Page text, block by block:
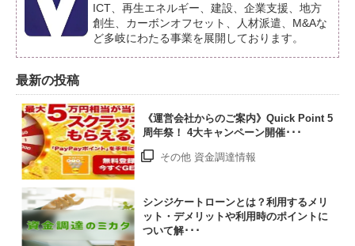
ICT、再生エネルギー、建設、企業支援、地方
創生、カーボンオフセット、人材派遣、M&Aな
ど多岐にわたる事業を展開しております。
最新の投稿
《運営会社からのご案内》Quick Point 5
周年祭！ 4大キャンペーン開催･･･
その他 資金調達情報
シンジケートローンとは？利用するメリ
ット・デメリットや利用時のポイントに
ついて解･･･